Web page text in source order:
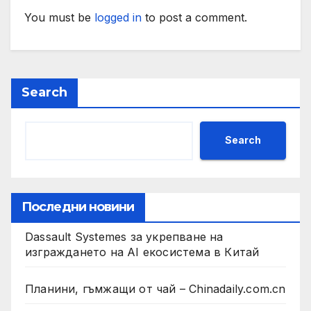
You must be logged in to post a comment.
Search
Search
Последни новини
Dassault Systemes за укрепване на
изграждането на AI екосистема в Китай
Планини, гъмжащи от чай – Chinadaily.com.cn